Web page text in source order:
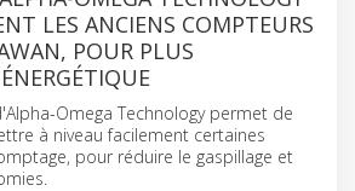
LES ANCIENS COMPTEURS
POUR PLUS
Omega Technology permet de
à niveau facilement certaines
pour réduire le gaspillage et